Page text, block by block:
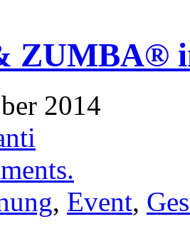
ZUMBA®
2014
, Event,